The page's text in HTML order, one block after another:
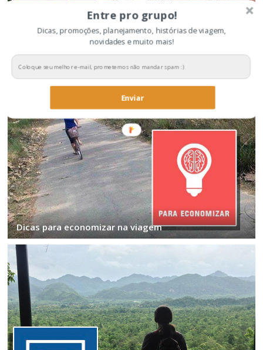
Dicas básicas de viagem
Dicas para economizar na viagem
Entre pro grupo!
Dicas, promoções, planejamento, histórias de viagem,
novidades e muito mais!
Enviar